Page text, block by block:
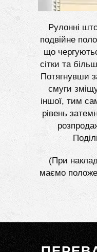
Рулонні
подвійне
що
сітки та
Потягнувши
смуги
іншої, тим
рівень
(При
маємо